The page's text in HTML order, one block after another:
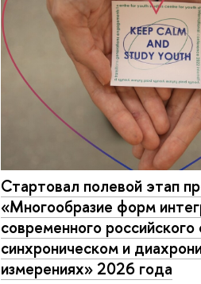
Стартовал полевой этап
«Многообразие форм
современного
синхроническом и
измерениях» 2026 года